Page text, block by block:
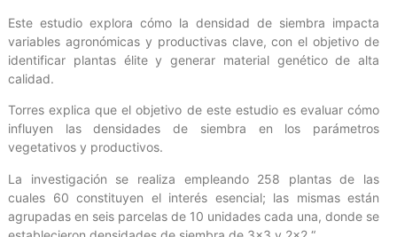
Este estudio explora cómo la densidad de siembra impacta
variables agronómicas y productivas clave, con el objetivo de
identificar plantas élite y generar material genético de alta
calidad.
Torres explica que el objetivo de este estudio es evaluar cómo
influyen las densidades de siembra en los parámetros
vegetativos y productivos.
La investigación se realiza empleando 258 plantas de las
cuales 60 constituyen el interés esencial; las mismas están
agrupadas en seis parcelas de 10 unidades cada una, donde se